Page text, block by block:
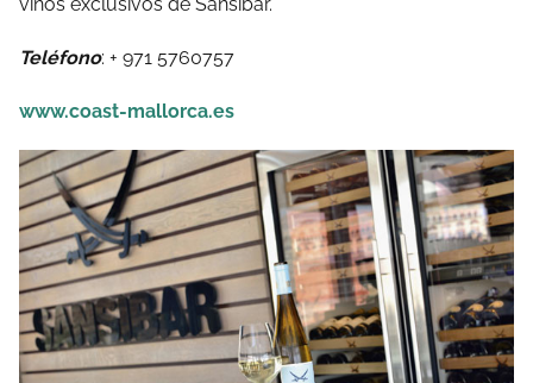
Teléfono: + 971 5760757
www.coast-mallorca.es